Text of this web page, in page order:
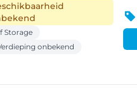
Storage
onbekend